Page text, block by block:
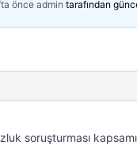
önceadmin tarafından
soruşturması